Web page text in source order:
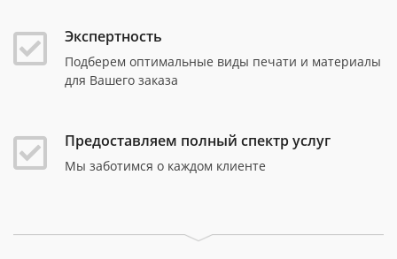
Экспертность
Подберем оптимальные виды печати и материалы
для Вашего заказа
Предоставляем полный спектр услуг
Мы заботимся о каждом клиенте